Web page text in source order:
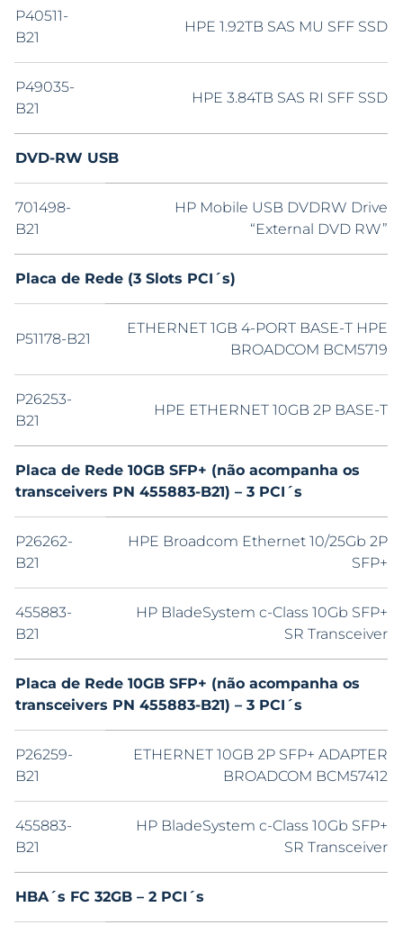
P40511-
B21
HPE 1.92TB SAS MU SFF SSD
P49035-
B21
HPE 3.84TB SAS RI SFF SSD
DVD-RW USB
701498-
B21
HP Mobile USB DVDRW Drive
“External DVD RW”
Placa de Rede (3 Slots PCI´s)
P51178-B21
ETHERNET 1GB 4-PORT BASE-T HPE
BROADCOM BCM5719
P26253-
B21
HPE ETHERNET 10GB 2P BASE-T
Placa de Rede 10GB SFP+ (não acompanha os
transceivers PN 455883-B21) – 3 PCI´s
P26262-
B21
HPE Broadcom Ethernet 10/25Gb 2P
SFP+
455883-
B21
HP BladeSystem c-Class 10Gb SFP+
SR Transceiver
Placa de Rede 10GB SFP+ (não acompanha os
transceivers PN 455883-B21) – 3 PCI´s
P26259-
B21
ETHERNET 10GB 2P SFP+ ADAPTER
BROADCOM BCM57412
455883-
B21
HP BladeSystem c-Class 10Gb SFP+
SR Transceiver
HBA´s FC 32GB – 2 PCI´s